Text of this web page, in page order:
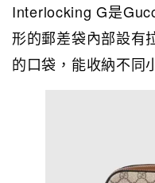
Interlocking G是
形的郵差袋內部設有
的口袋，能收納不同